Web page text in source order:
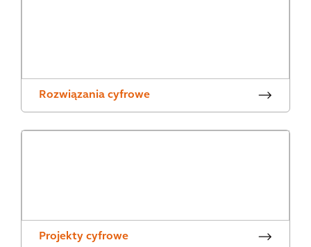
Rozwiązania cyfrowe
Projekty cyfrowe